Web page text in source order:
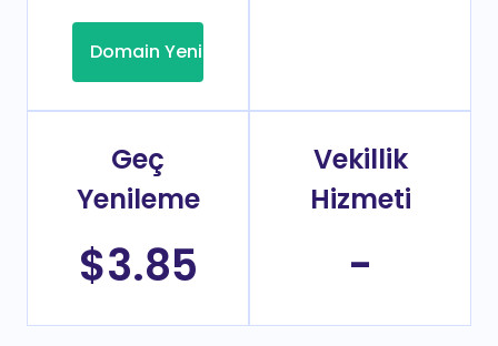
Domain Yenileme
Geç
Yenileme
$3.85
Vekillik
Hizmeti
-